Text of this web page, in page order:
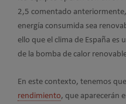
2,5 comentado
energía consumida sea
ello que el clima de España
de la bomba de calor
En este contexto, tenemos
rendimiento, que aparecerán